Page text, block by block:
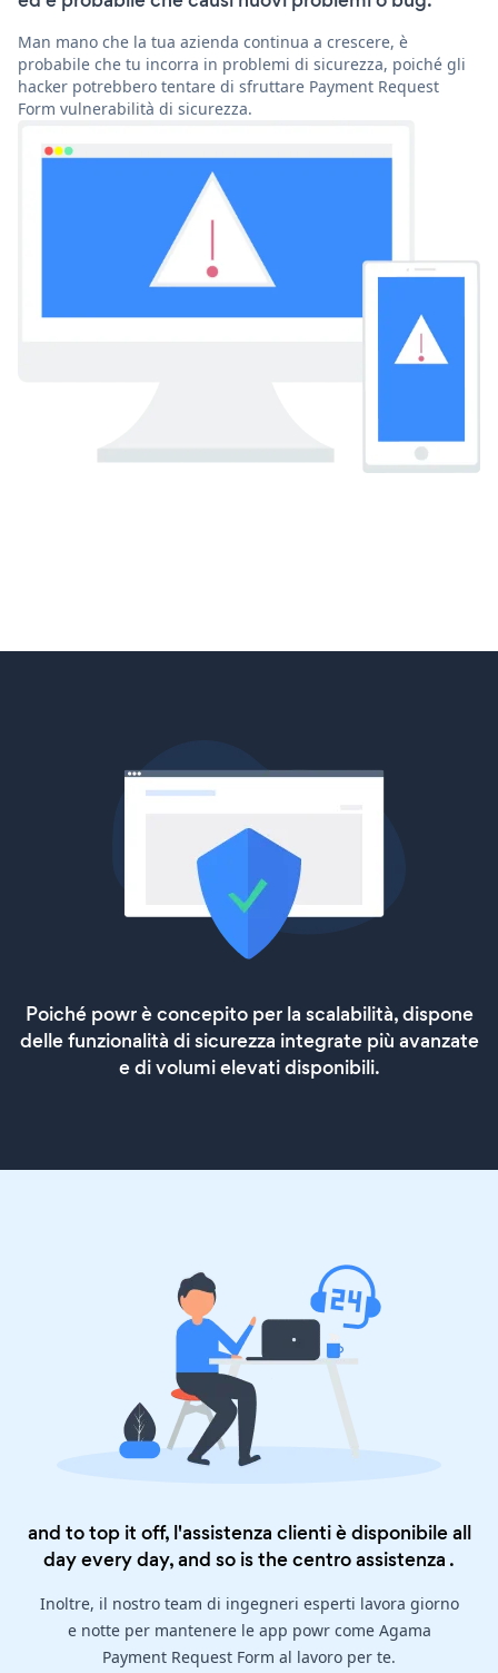
Man mano che la tua azienda continua a crescere, è
probabile che tu incorra in problemi di sicurezza, poiché gli
hacker potrebbero tentare di sfruttare Payment Request
Form vulnerabilità di sicurezza.
Poiché powr è concepito per la scalabilità, dispone
delle funzionalità di sicurezza integrate più avanzate
e di volumi elevati disponibili.
and to top it off, l'assistenza clienti è disponibile all
day every day, and so is thecentro assistenza .
Inoltre, il nostro team di ingegneri esperti lavora giorno
e notte per mantenere le app powr come Agama
Payment Request Form al lavoro per te.